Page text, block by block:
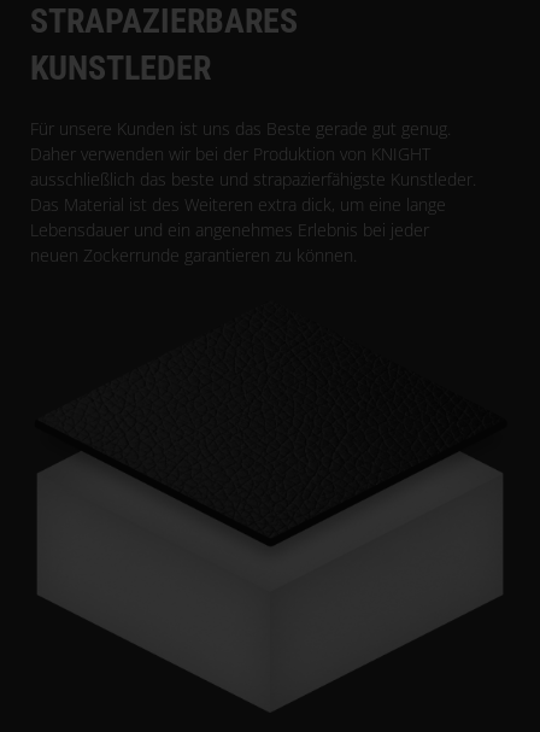
STRAPAZIERBARES
KUNSTLEDER
Für unsere Kunden ist uns das Beste gerade gut genug.
Daher verwenden wir bei der Produktion von KNIGHT
ausschließlich das beste und strapazierfähigste Kunstleder.
Das Material ist des Weiteren extra dick, um eine lange
Lebensdauer und ein angenehmes Erlebnis bei jeder
neuen Zockerrunde garantieren zu können.